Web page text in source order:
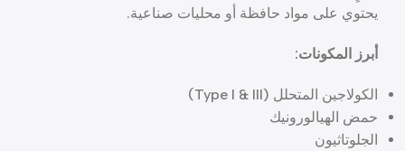
يحتوي على مواد حافظة أو محليات صناعية.
أبرز المكونات:
الكولاجين المتحلل (Type I & III)
حمض الهيالورونيك
الجلوتاثيون